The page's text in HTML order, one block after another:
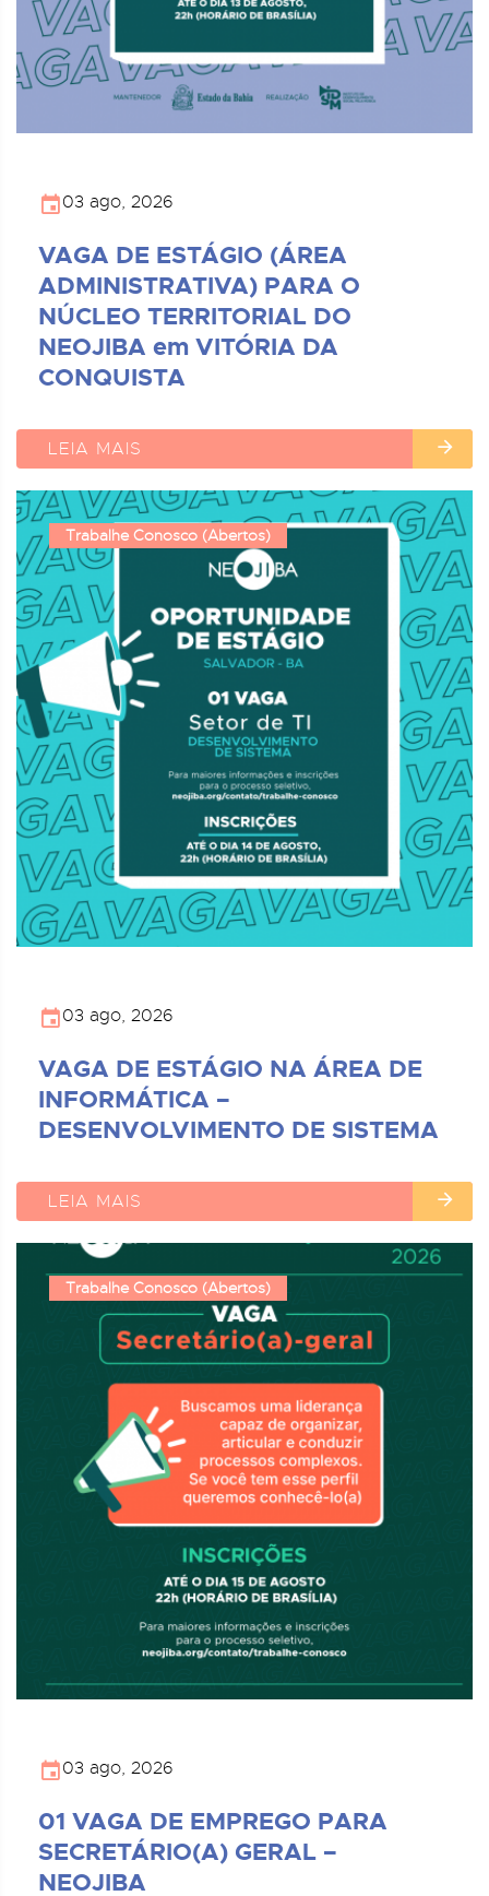
03 ago, 2026
VAGA DE ESTÁGIO (ÁREA
ADMINISTRATIVA) PARA O
NÚCLEO TERRITORIAL DO
NEOJIBA em VITÓRIA DA
CONQUISTA
LEIA MAIS
Trabalhe Conosco (Abertos)
03 ago, 2026
VAGA DE ESTÁGIO NA ÁREA DE
INFORMÁTICA –
DESENVOLVIMENTO DE SISTEMA
LEIA MAIS
Trabalhe Conosco (Abertos)
03 ago, 2026
01 VAGA DE EMPREGO PARA
SECRETÁRIO(A) GERAL –
NEOJIBA